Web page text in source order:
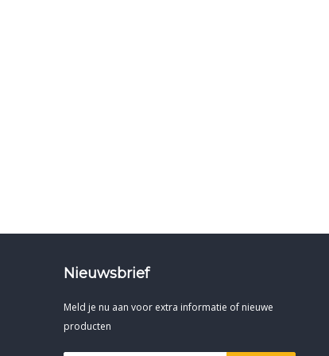
Nieuwsbrief
Meld je nu aan voor extra informatie of nieuwe
producten